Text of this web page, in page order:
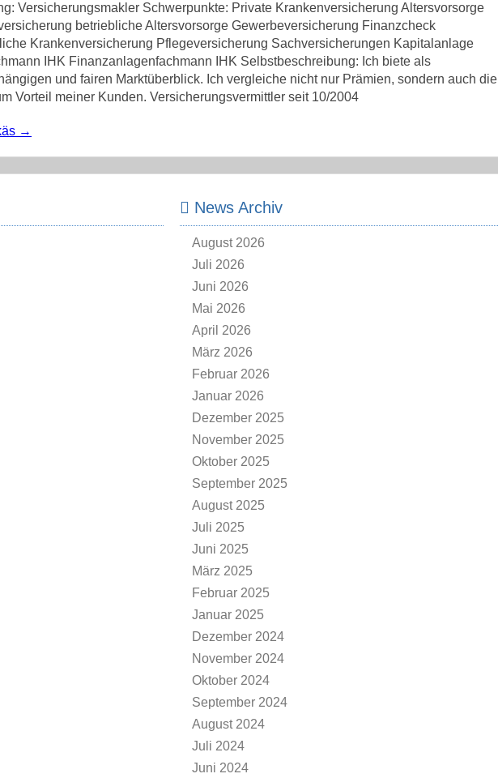
Versicherungsmakler Schwerpunkte: Private Krankenversicherung Altersvorsorge
betriebliche Altersvorsorge Gewerbeversicherung Finanzcheck
Krankenversicherung Pflegeversicherung Sachversicherungen Kapitalanlage
IHK Finanzanlagenfachmann IHK Selbstbeschreibung: Ich biete als
und fairen Marktüberblick. Ich vergleiche nicht nur Prämien, sondern auch die
Vorteil meiner Kunden. Versicherungsvermittler seit 10/2004
→
News Archiv
August 2026
Juli 2026
Juni 2026
Mai 2026
April 2026
März 2026
Februar 2026
Januar 2026
Dezember 2025
November 2025
Oktober 2025
September 2025
August 2025
Juli 2025
Juni 2025
März 2025
Februar 2025
Januar 2025
Dezember 2024
November 2024
Oktober 2024
September 2024
August 2024
Juli 2024
Juni 2024